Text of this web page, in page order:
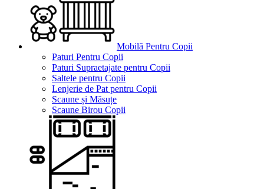
Mobilă Pentru Copii
Paturi Pentru Copii
Paturi Supraetajate pentru Copii
Saltele pentru Copii
Lenjerie de Pat pentru Copii
Scaune și Măsuțe
Scaune Birou Copii